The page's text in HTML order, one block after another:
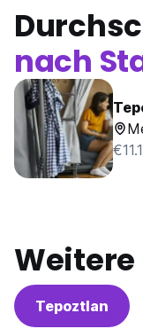
nach
Weitere
Tepoztlan